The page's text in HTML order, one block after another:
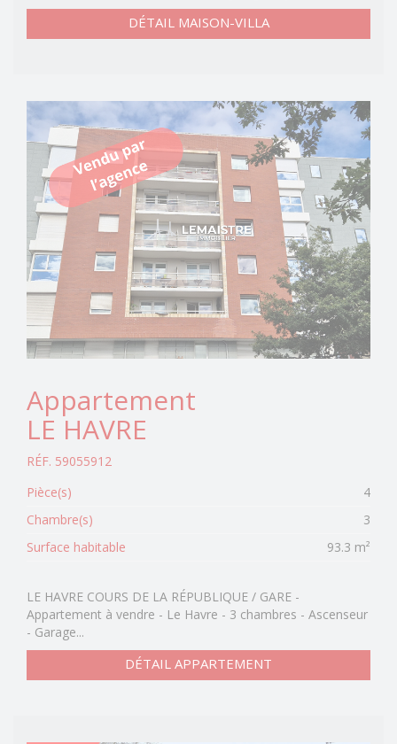
DÉTAIL MAISON-VILLA
Appartement
LE HAVRE
RÉF. 59055912
Pièce(s)
4
Chambre(s)
3
Surface habitable
93.3 m²
LE HAVRE COURS DE LA RÉPUBLIQUE / GARE -
Appartement à vendre - Le Havre - 3 chambres - Ascenseur
- Garage...
DÉTAIL APPARTEMENT